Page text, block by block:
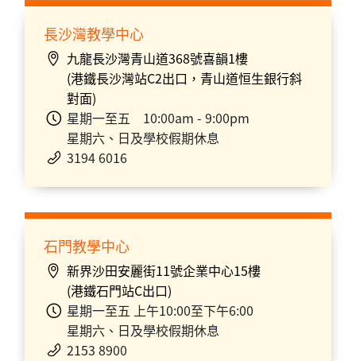
長沙灣教學中心
九龍長沙灣青山道368號喜韻1樓
(港鐵長沙灣站C2出口，青山道恒生銀行斜
對面)
星期一至五 10:00am - 9:00pm
星期六、日及學校假期休息
3194 6016
石門教學中心
新界沙田安麗街11號企業中心15樓
(港鐵石門站C出口)
星期一至五 上午10:00至下午6:00
星期六、日及學校假期休息
2153 8900